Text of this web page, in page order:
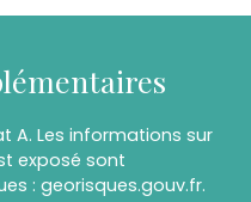
A. Les informations sur
exposé sont
: georisques.gouv.fr.